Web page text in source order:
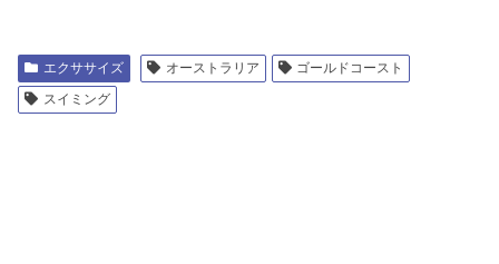
エクササイズ オーストラリア
ゴールドコースト
スイミング